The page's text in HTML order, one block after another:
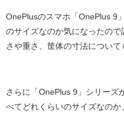
OnePlusのスマホ「OnePlus 9
のサイズなのか気になったの
さや重さ、筐体の寸法について
さらに「OnePlus 9」シリーズ
べてどれくらいのサイズなの